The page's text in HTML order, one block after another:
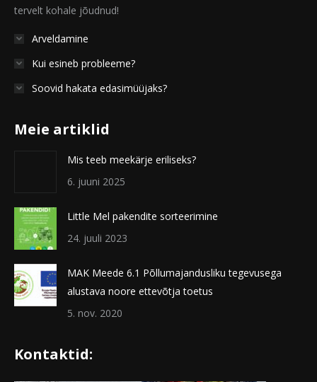
tervelt kohale jõudnud!
Arveldamine
Kui esineb probleeme?
Soovid hakata edasimüüjaks?
Meie artiklid
Mis teeb meekärje eriliseks?
6. juuni 2025
Little Mel pakendite sorteerimine
24. juuli 2023
MAK Meede 6.1 Põllumajandusliku tegevusega
alustava noore ettevõtja toetus
5. nov. 2020
Kontaktid: